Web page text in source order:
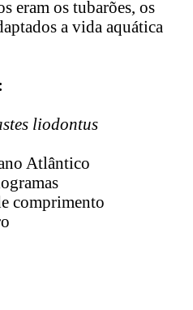
eram os tubarões, os
a vida aquática
liodontus
Atlântico
comprimento